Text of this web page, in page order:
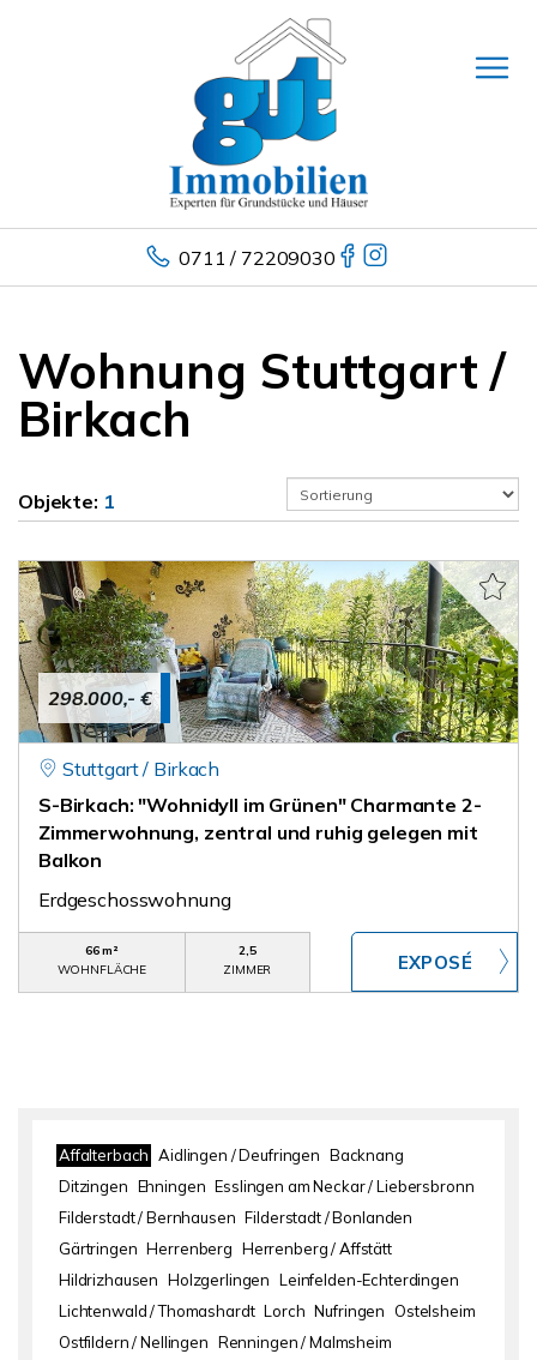
0711 / 72209030
Wohnung Stuttgart /
Birkach
Objekte: 1
298.000,- €
Stuttgart / Birkach
S-Birkach: "Wohnidyll im Grünen" Charmante 2-
Zimmerwohnung, zentral und ruhig gelegen mit
Balkon
Erdgeschosswohnung
66 m²
WOHNFLÄCHE
2,5
ZIMMER
Affalterbach Aidlingen / Deufringen Backnang
Ditzingen Ehningen Esslingen am Neckar / Liebersbronn
Filderstadt / Bernhausen Filderstadt / Bonlanden
Gärtringen Herrenberg Herrenberg / Affstätt
Hildrizhausen Holzgerlingen Leinfelden-Echterdingen
Lichtenwald / Thomashardt Lorch Nufringen
Ostelsheim
Ostfildern / Nellingen Renningen / Malmsheim